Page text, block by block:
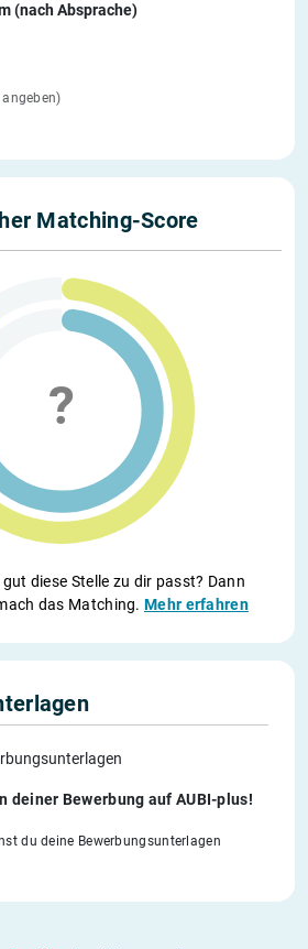
(nach Absprache)
Matching-Score
diese Stelle zu dir passt? Dann
das Matching.Mehr erfahren
deiner Bewerbung auf AUBI-plus!
du deine Bewerbungsunterlagen